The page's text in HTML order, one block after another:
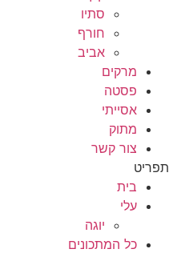
סתיו
חורף
אביב
מרקים
פסטה
אסייתי
מתוק
צור קשר
תפריט
בית
עלי
יוגה
כל המתכונים